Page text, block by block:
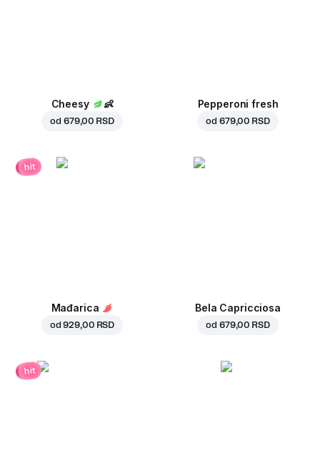
Cheesy 👶
od 679,00 RSD
Pepperoni fresh
od 679,00 RSD
hit
Mađarica
od929,00 RSD
Bela Capricciosa
od 679,00 RSD
hit